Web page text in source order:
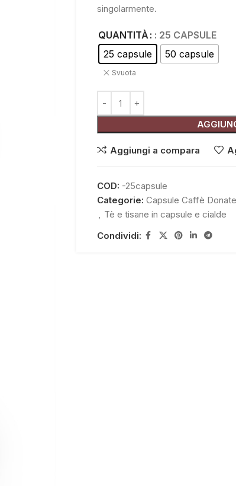
singolarmente.
QUANTITÀ : 25 CAPSULE
25 capsule
50 capsule
Svuota
Aggiungi a compara
COD: -25capsule
Categorie: Capsule Caffè
, Tè e tisane in capsule e cialde
Condividi: